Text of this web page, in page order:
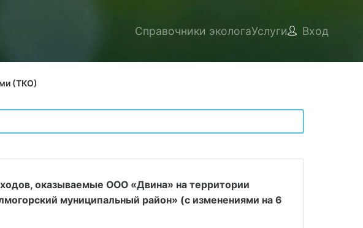
Справочники экологаУслуги Вход
(ТКО)
оказываемые ООО «Двина» на территории
муниципальный район» (с изменениями на 6